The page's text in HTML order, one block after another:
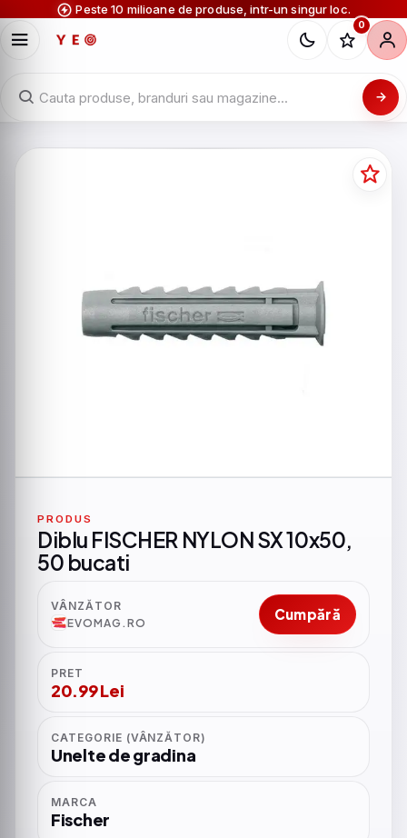
Peste 10 milioane de produse, intr-un singur loc.
0
PRODUS
Diblu FISCHER NYLON SX 10x50,
50 bucati
VÂNZĂTOR
EVOMAG.RO
Cumpără
PRET
20.99 Lei
CATEGORIE (VÂNZĂTOR)
Unelte de gradina
MARCA
Fischer